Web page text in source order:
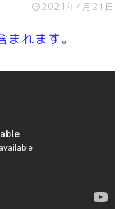
2021年4月21日
れます。